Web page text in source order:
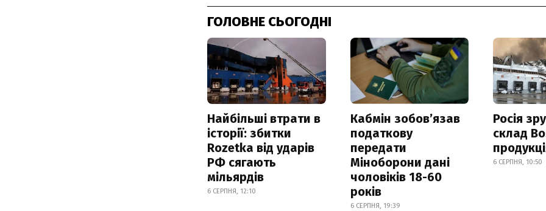
ГОЛОВНЕ СЬОГОДНІ
Найбільші втрати в
історії: збитки
Rozetka від ударів
РФ сягають
мільярдів
6 СЕРПНЯ, 12:10
Кабмін зобовʼязав
податкову
передати
Міноборони дані
чоловіків 18-60
років
6 СЕРПНЯ, 19:39
Росія
склад
6 СЕРПНЯ, 10:50